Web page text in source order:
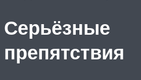
Серьёзные
препятствия